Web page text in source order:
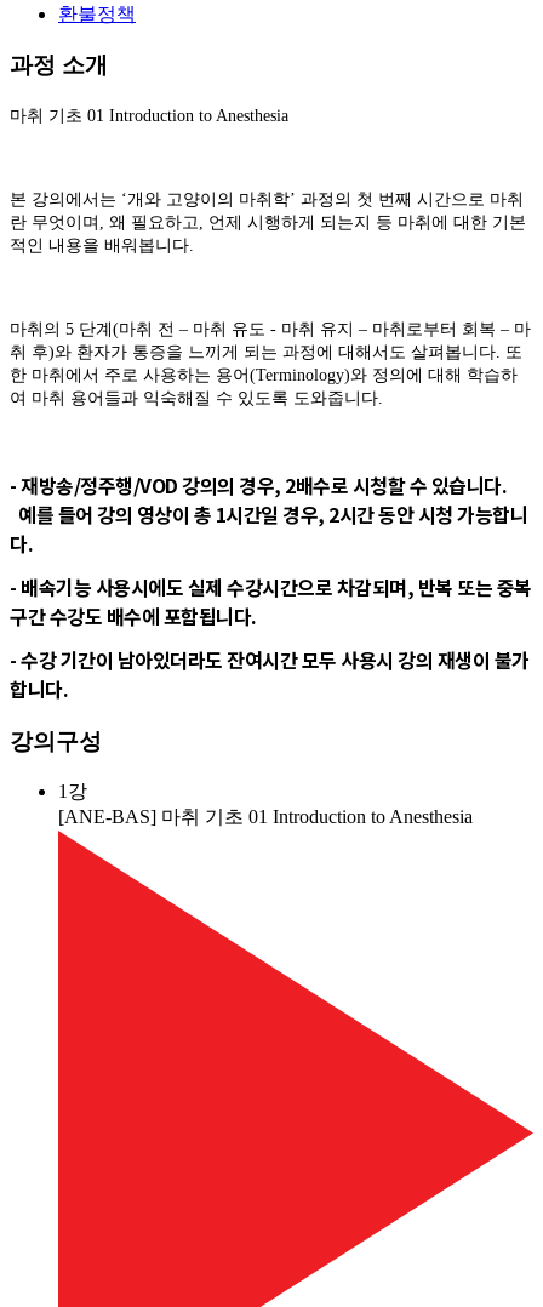
환불정책
과정 소개
마취 기초 01 Introduction to Anesthesia
본 강의에서는 ‘개와 고양이의 마취학’ 과정의 첫 번째 시간으로 마취
란 무엇이며, 왜 필요하고, 언제 시행하게 되는지 등 마취에 대한 기본
적인 내용을 배워봅니다.
마취의 5 단계(마취 전 – 마취 유도 - 마취 유지 – 마취로부터 회복 – 마
취 후)와 환자가 통증을 느끼게 되는 과정에 대해서도 살펴봅니다. 또
한 마취에서 주로 사용하는 용어(Terminology)와 정의에 대해 학습하
여 마취 용어들과 익숙해질 수 있도록 도와줍니다.
- 재방송/정주행/VOD 강의의 경우, 2배수로 시청할 수 있습니다.
예를 들어 강의 영상이 총 1시간일 경우, 2시간 동안 시청 가능합니
다.
- 배속기능 사용시에도 실제 수강시간으로 차감되며, 반복 또는 중복
구간 수강도 배수에 포함됩니다.
- 수강 기간이 남아있더라도 잔여시간 모두 사용시 강의 재생이 불가
합니다.
강의구성
1강
[ANE-BAS] 마취 기초 01 Introduction to Anesthesia